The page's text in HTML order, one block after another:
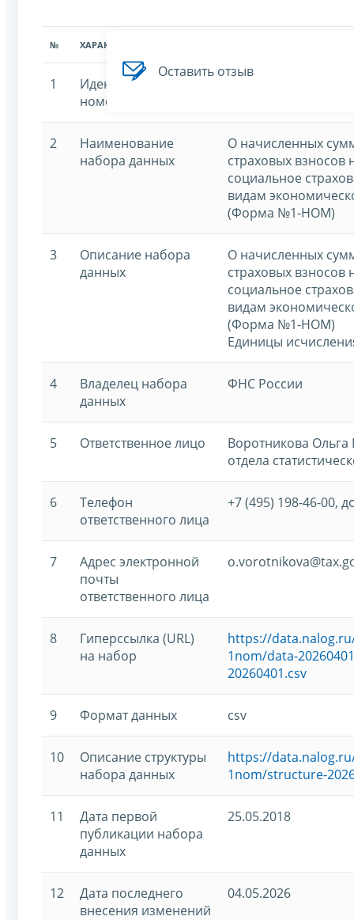
№ ХАРАКТЕРИСТИКА
1
Идентификационный
номер
2
Наименование
набора данных
О начисленных
страховых взносов
социальное
видам
(Форма №1-НОМ)
3
Описание набора
данных
О начисленных
страховых взносов
социальное
видам
(Форма №1-НОМ)
Единицы
4
Владелец набора
данных
ФНС России
5 Ответственное лицо
Воротникова
отдела
6
Телефон
ответственного лица
+7 (495) 198-46-00,
7
Адрес электронной
почты
ответственного лица
8
Гиперссылка (URL)
на набор
https://
1nom/data-
20260401.csv
9 Формат данных csv
10
Описание структуры
набора данных
https://
1nom/structure-
11
Дата первой
публикации набора
данных
25.05.2018
12
Дата последнего
внесения изменений
04.05.2026
Оставить отзыв